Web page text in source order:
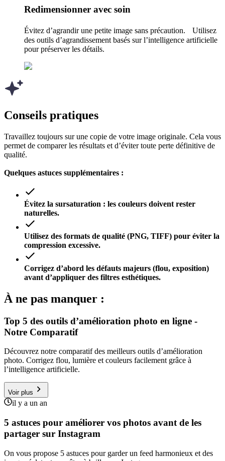
Redimensionner avec soin
Évitez d’agrandir une petite image sans précaution. Utilisez
des outils d’agrandissement basés sur l’intelligence artificielle
pour préserver les détails.
Conseils pratiques
Travaillez toujours sur une copie de votre image originale. Cela vous
permet de comparer les résultats et d’éviter toute perte définitive de
qualité.
Quelques astuces supplémentaires :
Évitez la sursaturation : les couleurs doivent rester
naturelles.
Utilisez des formats de qualité (PNG, TIFF) pour éviter la
compression excessive.
Corrigez d’abord les défauts majeurs (flou, exposition)
avant d’appliquer des filtres esthétiques.
À ne pas manquer :
Top 5 des outils d’amélioration photo en ligne -
Notre Comparatif
Découvrez notre comparatif des meilleurs outils d’amélioration
photo. Corrigez flou, lumière et couleurs facilement grâce à
l’intelligence artificielle.
Voir plus
il y a un an
5 astuces pour améliorer vos photos avant de les
partager sur Instagram
On vous propose 5 astuces pour garder un feed harmonieux et des